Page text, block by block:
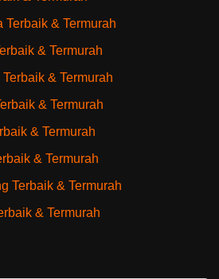
& Termurah
& Termurah
& Termurah
& Termurah
& Termurah
& Termurah
Terbaik & Termurah
& Termurah